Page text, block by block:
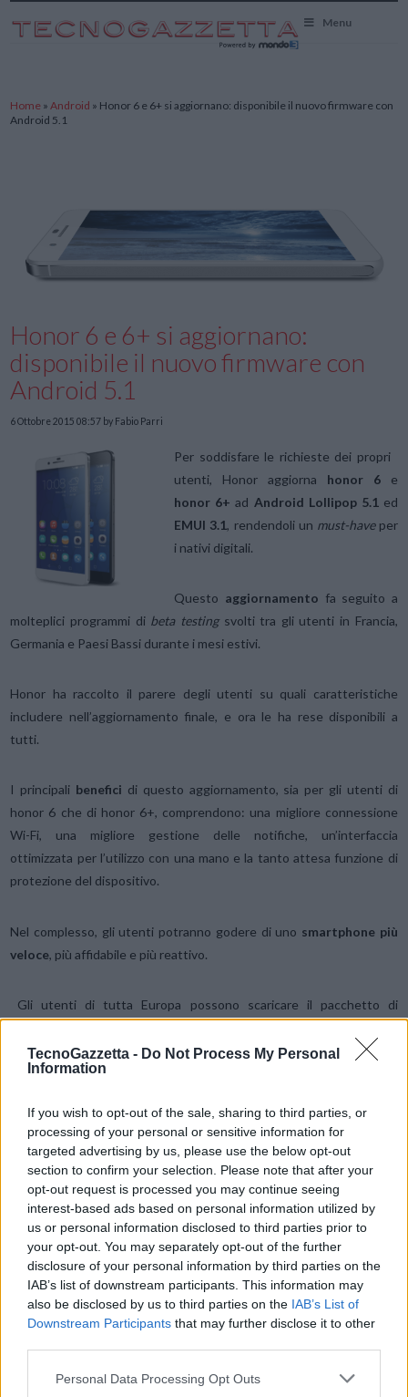
TecnoGazzetta - Do Not Process My Personal
Information
If you wish to opt-out of the sale, sharing to third parties, or
processing of your personal or sensitive information for
targeted advertising by us, please use the below opt-out
section to confirm your selection. Please note that after your
opt-out request is processed you may continue seeing
interest-based ads based on personal information utilized by
us or personal information disclosed to third parties prior to
your opt-out. You may separately opt-out of the further
disclosure of your personal information by third parties on the
IAB’s list of downstream participants. This information may
also be disclosed by us to third parties on the IAB’s List of
Downstream Participants that may further disclose it to other
Personal Data Processing Opt Outs
Menu
Home »Android » Honor 6 e 6+ si aggiornano: disponibile il nuovo firmware con
Android 5.1
Honor 6 e 6+ si aggiornano:
disponibile il nuovo firmware con
Android 5.1
6 Ottobre 2015 08:57 by Fabio Parri
Per soddisfare le richieste dei propri
utenti, Honor aggiorna honor 6e
honor 6+ ad Android Lollipop 5.1 ed
EMUI 3.1, rendendoli un must-haveper
i nativi digitali.
Questo aggiornamento fa seguito a
molteplici programmi di beta testingsvolti tra gli utenti in Francia,
Germania e Paesi Bassi durante i mesi estivi.
Honor ha raccolto il parere degli utenti su quali caratteristiche
includere nell’aggiornamento finale, e ora le ha rese disponibili a
tutti.
I principali benefici di questo aggiornamento, sia per gli utenti di
honor 6 che di honor 6+, comprendono: una migliore connessione
Wi-Fi, una migliore gestione delle notifiche, un’interfaccia
ottimizzata per l’utilizzo con una mano e la tanto attesa funzione di
protezione del dispositivo.
Nel complesso, gli utenti potranno godere di uno smartphone più
veloce, più affidabile e più reattivo.
Gli utenti di tutta Europa possono scaricare il pacchetto di
Condividi questo articolo:
E-mail LinkedIn Facebook X
Mastodon Telegram WhatsApp
Stampa Altro
Vuoi ricevere gli aggiornamenti delle news di TecnoGazzetta?
Inserisci nome ed indirizzo E-Mail: